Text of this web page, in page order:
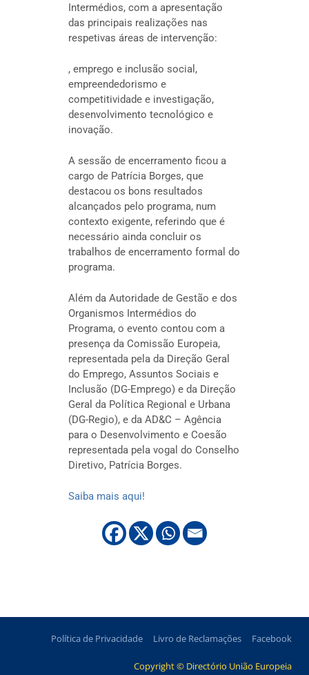
Intermédios, com a apresentação
das principais realizações nas
respetivas áreas de intervenção:
, emprego e inclusão social,
empreendedorismo e
competitividade e investigação,
desenvolvimento tecnológico e
inovação.
A sessão de encerramento ficou a
cargo de Patrícia Borges, que
destacou os bons resultados
alcançados pelo programa, num
contexto exigente, referindo que é
necessário ainda concluir os
trabalhos de encerramento formal do
programa.
Além da Autoridade de Gestão e dos
Organismos Intermédios do
Programa, o evento contou com a
presença da Comissão Europeia,
representada pela da Direção Geral
do Emprego, Assuntos Sociais e
Inclusão (DG-Emprego) e da Direção
Geral da Política Regional e Urbana
(DG-Regio), e da AD&C – Agência
para o Desenvolvimento e Coesão
representada pela vogal do Conselho
Diretivo, Patrícia Borges.
Saiba mais aqui!
Política de Privacidade Livro de Reclamações Facebook
Copyright © Directório União Europeia